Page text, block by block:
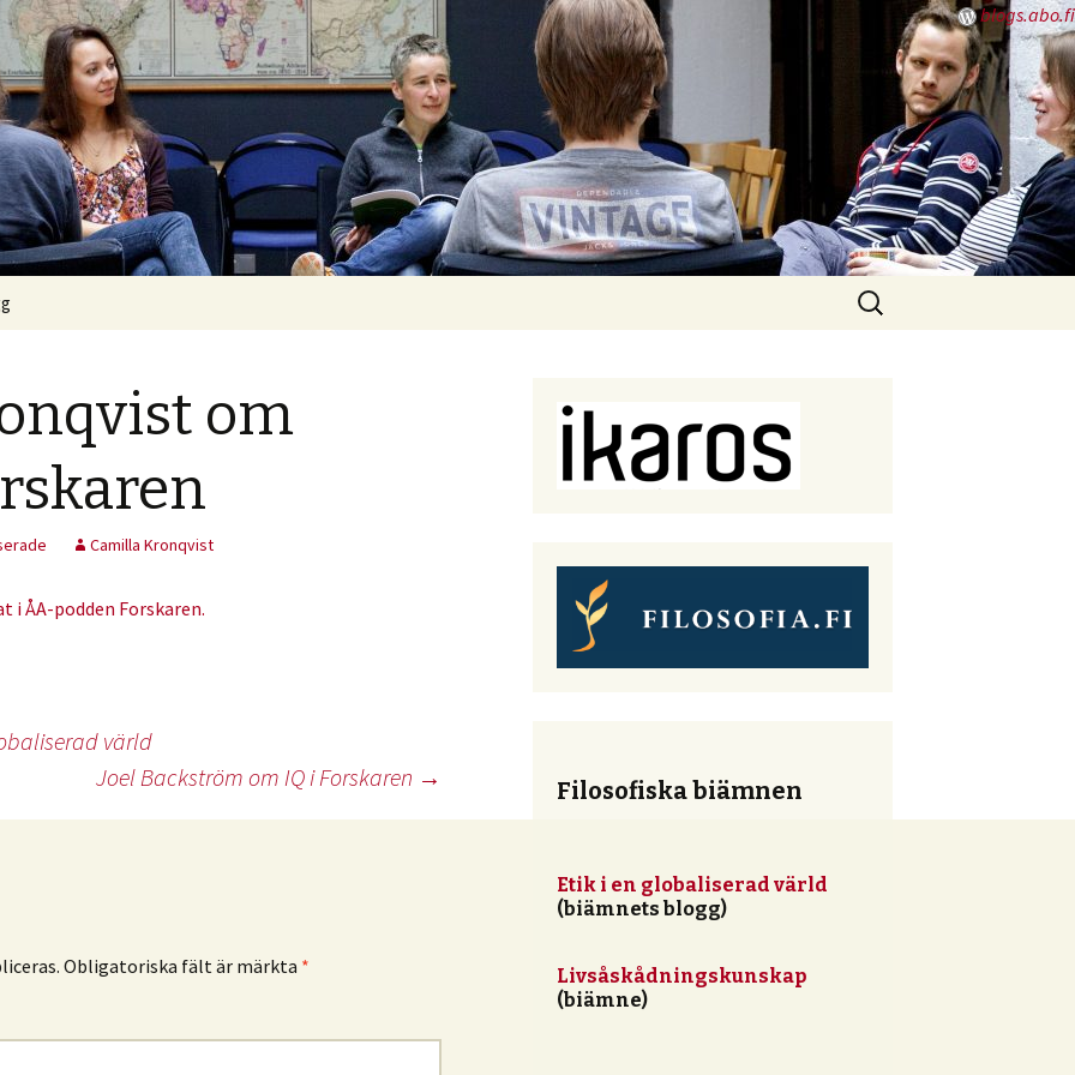
blogs.abo.fi
Sök
efter:
om
Camilla Kronqvist
i ÅA-podden Forskaren.
värld
Joel Backström om IQ i Forskaren →
Obligatoriska fält är märkta *
Filosofiska biämnen
Etik i en globaliserad värld
(biämnets blogg)
Livsåskådningskunskap
(biämne)